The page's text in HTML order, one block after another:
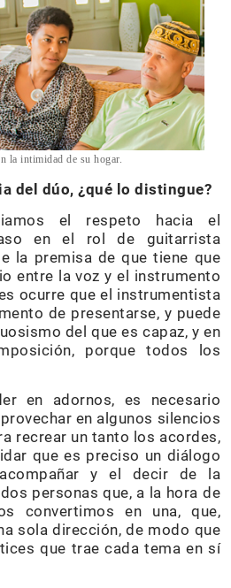
la intimidad de su hogar.
del dúo, ¿qué lo distingue?
el respeto hacia el
en el rol de guitarrista
la premisa de que tiene que
entre la voz y el instrumento
ocurre que el instrumentista
de presentarse, y puede
del que es capaz, y en
porque todos los
en adornos, es necesario
en algunos silencios
recrear un tanto los acordes,
que es preciso un diálogo
y el decir de la
personas que, a la hora de
convertimos en una, que,
sola dirección, de modo que
que trae cada tema en sí